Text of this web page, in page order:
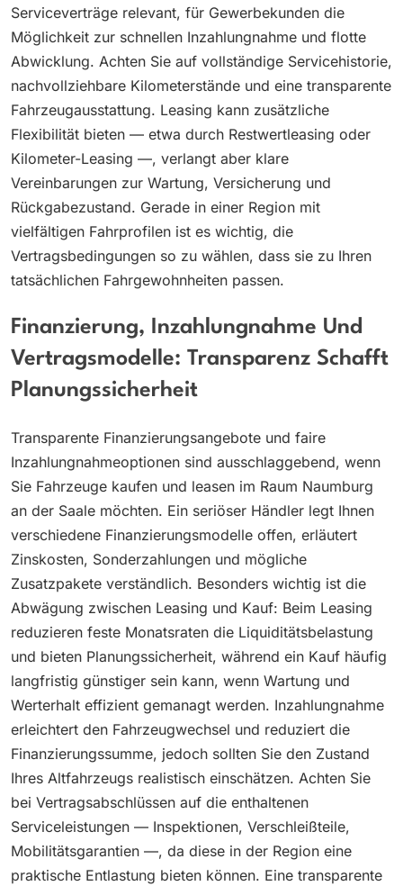
Serviceverträge relevant, für Gewerbekunden die
Möglichkeit zur schnellen Inzahlungnahme und flotte
Abwicklung. Achten Sie auf vollständige Servicehistorie,
nachvollziehbare Kilometerstände und eine transparente
Fahrzeugausstattung. Leasing kann zusätzliche
Flexibilität bieten — etwa durch Restwertleasing oder
Kilometer-Leasing —, verlangt aber klare
Vereinbarungen zur Wartung, Versicherung und
Rückgabezustand. Gerade in einer Region mit
vielfältigen Fahrprofilen ist es wichtig, die
Vertragsbedingungen so zu wählen, dass sie zu Ihren
tatsächlichen Fahrgewohnheiten passen.
Finanzierung, Inzahlungnahme Und
Vertragsmodelle: Transparenz Schafft
Planungssicherheit
Transparente Finanzierungsangebote und faire
Inzahlungnahmeoptionen sind ausschlaggebend, wenn
Sie Fahrzeuge kaufen und leasen im Raum Naumburg
an der Saale möchten. Ein seriöser Händler legt Ihnen
verschiedene Finanzierungsmodelle offen, erläutert
Zinskosten, Sonderzahlungen und mögliche
Zusatzpakete verständlich. Besonders wichtig ist die
Abwägung zwischen Leasing und Kauf: Beim Leasing
reduzieren feste Monatsraten die Liquiditätsbelastung
und bieten Planungssicherheit, während ein Kauf häufig
langfristig günstiger sein kann, wenn Wartung und
Werterhalt effizient gemanagt werden. Inzahlungnahme
erleichtert den Fahrzeugwechsel und reduziert die
Finanzierungssumme, jedoch sollten Sie den Zustand
Ihres Altfahrzeugs realistisch einschätzen. Achten Sie
bei Vertragsabschlüssen auf die enthaltenen
Serviceleistungen — Inspektionen, Verschleißteile,
Mobilitätsgarantien —, da diese in der Region eine
praktische Entlastung bieten können. Eine transparente